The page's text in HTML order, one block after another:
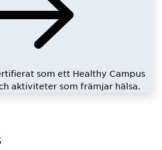
som ett Healthy Campus
aktiviteter som främjar hälsa.